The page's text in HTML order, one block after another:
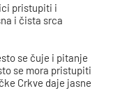
pristupiti i
i čista srca
se čuje i pitanje
se mora pristupiti
Crkve daje jasne